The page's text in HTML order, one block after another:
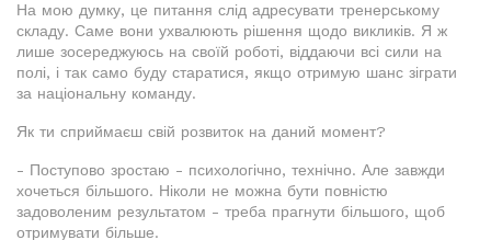
На мою думку, це питання слід адресувати тренерському
складу. Саме вони ухвалюють рішення щодо викликів. Я ж
лише зосереджуюсь на своїй роботі, віддаючи всі сили на
полі, і так само буду старатися, якщо отримую шанс зіграти
за національну команду.
Як ти сприймаєш свій розвиток на даний момент?
- Поступово зростаю - психологічно, технічно. Але завжди
хочеться більшого. Ніколи не можна бути повністю
задоволеним результатом - треба прагнути більшого, щоб
отримувати більше.